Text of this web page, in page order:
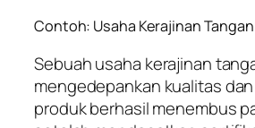
Contoh: Usaha Kerajinan Tangan
Sebuah usaha kerajinan
mengedepankan kualitas
produk berhasil menembus